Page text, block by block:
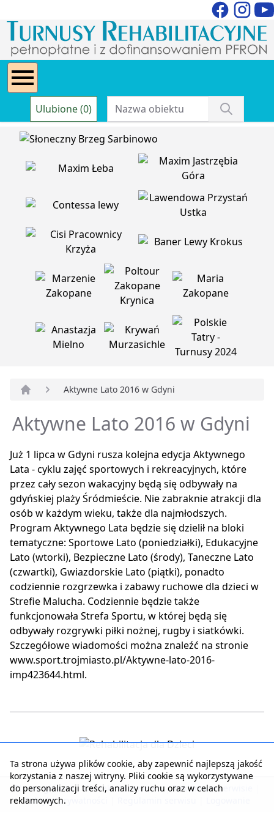
Ulubione (0)
Aktywne Lato 2016 w Gdyni
Aktywne Lato 2016 w Gdyni
Już 1 lipca w Gdyni rusza kolejna edycja Aktywnego
Lata - cyklu zajęć sportowych i rekreacyjnych, które
przez cały sezon wakacyjny będą się odbywały na
gdyńskiej plaży Śródmieście. Nie zabraknie atrakcji dla
osób w każdym wieku, także dla najmłodszych.
Program Aktywnego Lata będzie się dzielił na bloki
tematyczne: Sportowe Lato (poniedziałki), Edukacyjne
Lato (wtorki), Bezpieczne Lato (środy), Taneczne Lato
(czwartki), Gwiazdorskie Lato (piątki), ponadto
codziennie rozgrzewka i zabawy ruchowe dla dzieci w
Strefie Malucha. Codziennie będzie także
funkcjonowała Strefa Sportu, w której będą się
odbywały rozgrywki piłki nożnej, rugby i siatkówki.
Szczegółowe wiadomości można znaleźć na stronie
www.sport.trojmiasto.pl/Aktywne-lato-2016-
imp423644.html.
Strona główna | Kontakt z serwisem | Reklama w serwisie
Polityka prywatności
Ta strona używa plików cookie, aby zapewnić najlepszą jakość
korzystania z naszej witryny. Pliki cookie są wykorzystywane
do personalizacji treści, analizy ruchu oraz w celach
reklamowych.